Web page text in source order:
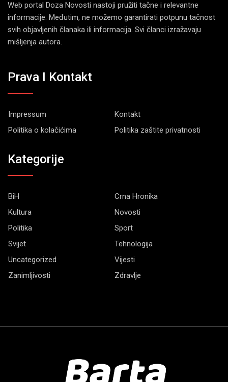
Web portal Doza Novosti nastoji pružiti tačne i relevantne
informacije. Međutim, ne možemo garantirati potpunu tačnost
svih objavljenih članaka ili informacija. Svi članci izražavaju
mišljenja autora.
Prava I Kontakt
Impressum
Kontakt
Politika o kolačićima
Politika zaštite privatnosti
Kategorije
BiH
Crna Hronika
Kultura
Novosti
Politika
Sport
Svijet
Tehnologija
Uncategorized
Vijesti
Zanimljivosti
Zdravlje